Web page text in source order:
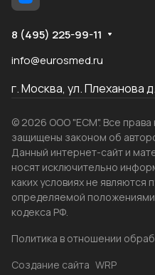
8 (495) 225-99-11
info@eurosmed.ru
г. Москва, ул. Плеханова
© 2026 ООО "ЕСМ". Все права
защищены законом об
Данный интернет-сайт и
носят исключительно
каких условиях не являются
определяемой положениями
кодекса РФ.
Политика в отношении
Создание сайта WRP